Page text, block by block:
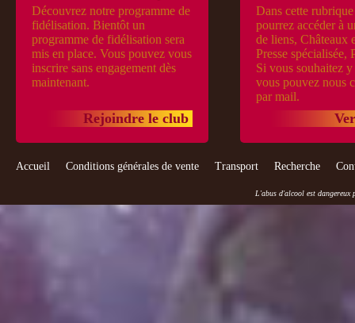
Découvrez notre programme de
fidélisation. Bientôt un
programme de fidélisation sera
mis en place. Vous pouvez vous
inscrire sans engagement dès
maintenant.
Rejoindre le club
Dans cette
pourrez accéder à
de liens, Châteaux
Presse spécialisée,
Si vous souhaitez
vous pouvez nous
par mail.
Accueil Conditions générales de vente Transport Recherche
L'abus d'alcool est dangereux